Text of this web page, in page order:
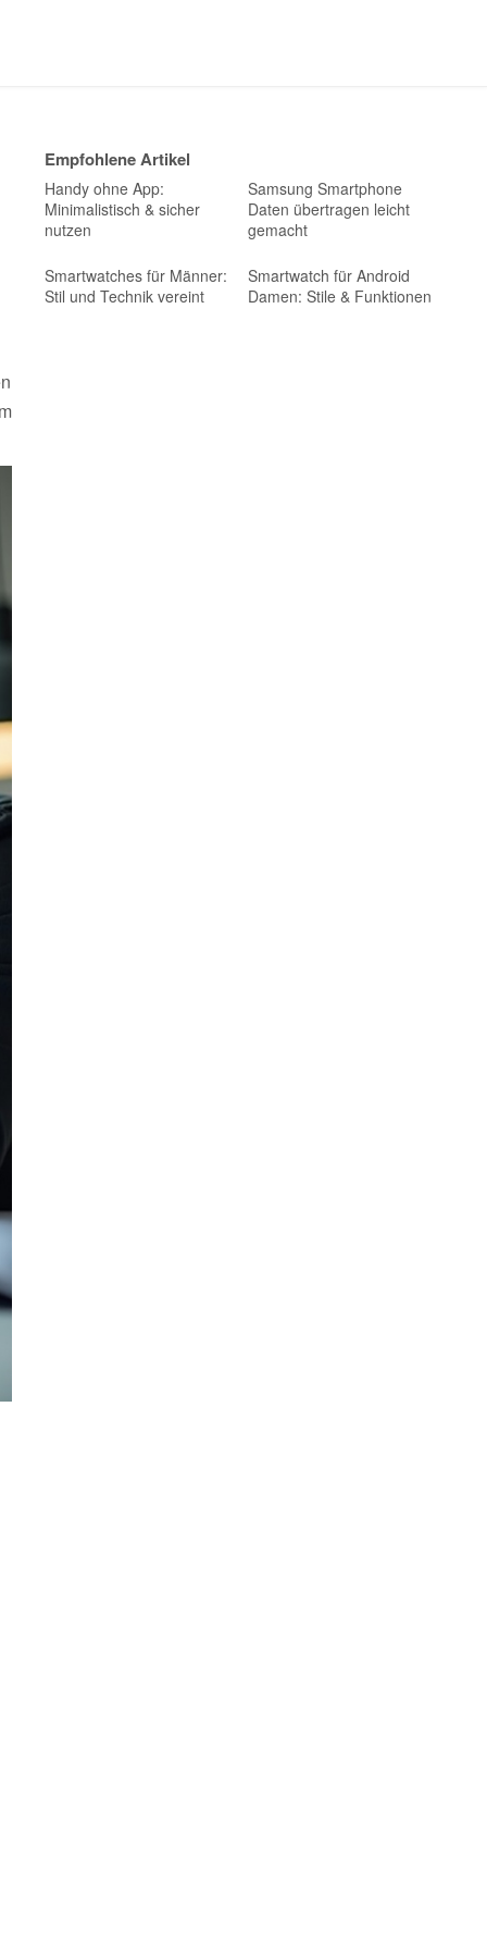
Empfohlene Artikel
Handy ohne App:
Minimalistisch & sicher
nutzen
Samsung Smartphone
Daten übertragen leicht
gemacht
Smartwatches für Männer:
Stil und Technik vereint
Smartwatch für Android
Damen: Stile & Funktionen